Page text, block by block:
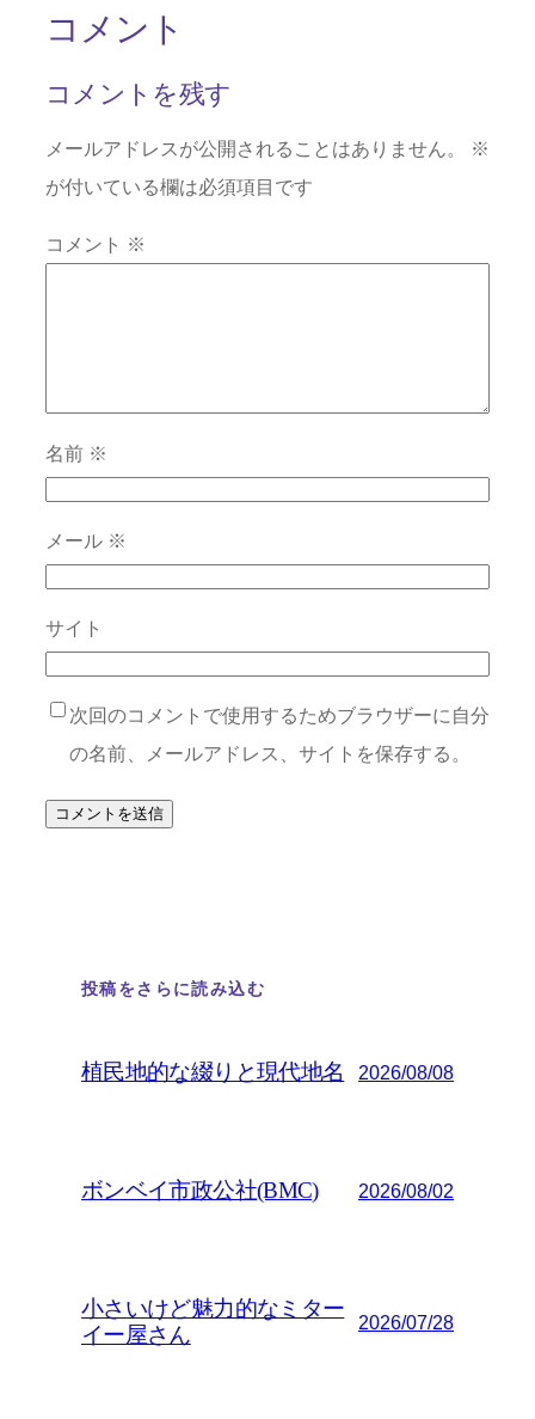
コメント
コメントを残す
メールアドレスが公開されることはありません。
※
が付いている欄は必須項目です
コメント ※
名前 ※
メール ※
サイト
次回のコメントで使用するためブラウザーに自分
の名前、メールアドレス、サイトを保存する。
投稿をさらに読み込む
植民地的な綴りと現代地名 2026/08/08
ボンベイ市政公社(BMC) 2026/08/02
小さいけど魅力的なミター
イー屋さん
2026/07/28